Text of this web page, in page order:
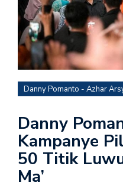
Danny Pomanto - Azhar
Danny
Kampanye
50 Titik
Ma’